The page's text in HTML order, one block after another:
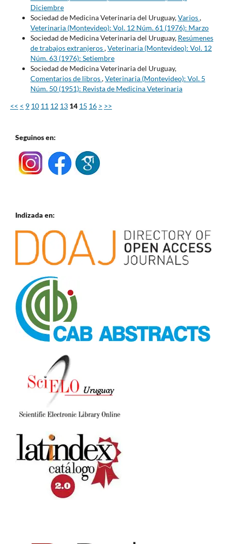
Diciembre
Sociedad de Medicina Veterinaria del Uruguay,Varios,
Veterinaria (Montevideo): Vol. 12 Núm. 61 (1976): Marzo
Sociedad de Medicina Veterinaria del Uruguay, Resúmenes
de trabajos extranjeros,Veterinaria (Montevideo): Vol. 12
Núm. 63 (1976): Setiembre
Sociedad de Medicina Veterinaria del Uruguay,
Comentarios de libros,Veterinaria (Montevideo): Vol. 5
Núm. 50 (1951): Revista de Medicina Veterinaria
<< < 9 10 11 12 13 14 15 16 > >>
Seguinos en:
Indizada en: